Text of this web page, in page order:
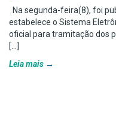
Na segunda-feira(8), foi
estabelece o Sistema
oficial para tramitação dos
[…]
Leia mais